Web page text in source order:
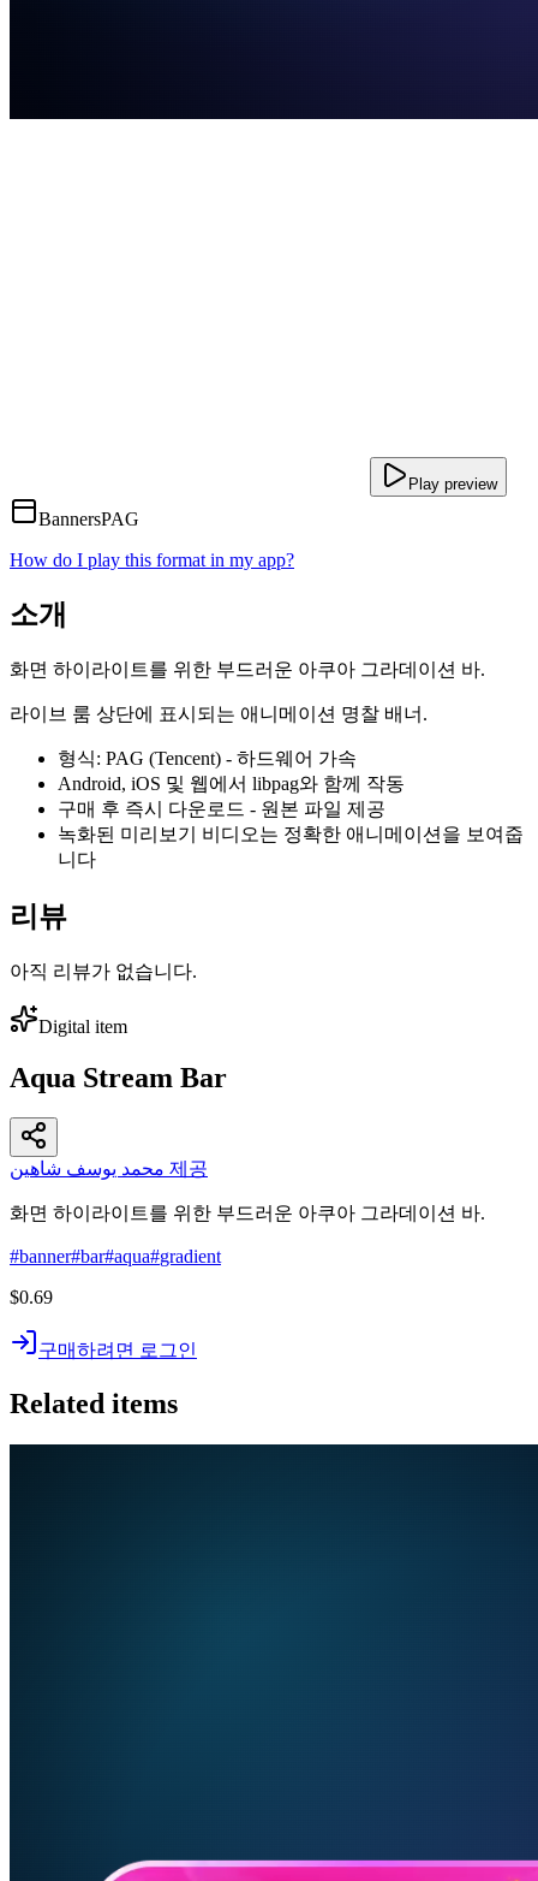
Play preview
BannersPAG
How do I play this format in my app?
소개
화면 하이라이트를 위한 부드러운 아쿠아 그라데이션 바.
라이브 룸 상단에 표시되는 애니메이션 명찰 배너.
형식: PAG (Tencent) - 하드웨어 가속
Android, iOS 및 웹에서 libpag와 함께 작동
구매 후 즉시 다운로드 - 원본 파일 제공
녹화된 미리보기 비디오는 정확한 애니메이션을 보여줍
니다
리뷰
아직 리뷰가 없습니다.
Digital item
Aqua Stream Bar
محمد يوسف شاهين 제공
화면 하이라이트를 위한 부드러운 아쿠아 그라데이션 바.
#banner#bar#aqua#gradient
$0.69
구매하려면 로그인
Related items